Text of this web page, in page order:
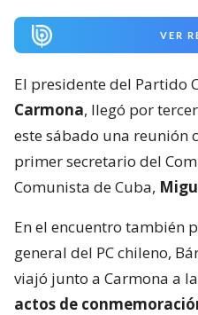
VER
El presidente del Partido
Carmona, llegó por
este sábado una reunión
primer secretario del
Comunista de Cuba,
En el encuentro también
general del PC chileno,
viajó junto a Carmona a
actos de